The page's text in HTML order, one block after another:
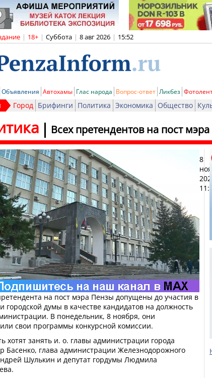
| 18+ | Суббота | 8 авг 2026 | 15:52
Объявления Автохамы Глас народа Вопрос-ответ Ликбез
Город Брифинги Политика Экономика Общество
Всех претендентов на пост
8
на пост мэра Пензы допущены до участия в
городской думы в качестве кандидатов на должность
В понедельник, 8 ноября, они
свои программы конкурсной комиссии.
хотят занять и. о. главы администрации города
Басенко, глава администрации Железнодорожного
Шулькин и депутат гордумы Людмила